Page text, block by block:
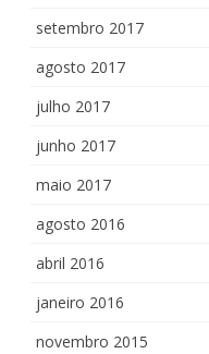
setembro 2017
agosto 2017
julho 2017
junho 2017
maio 2017
agosto 2016
abril 2016
janeiro 2016
novembro 2015